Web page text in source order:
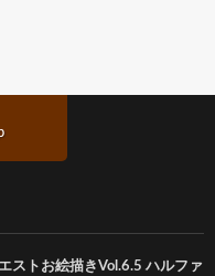
ストお絵描きVol.6.5 ハルファ